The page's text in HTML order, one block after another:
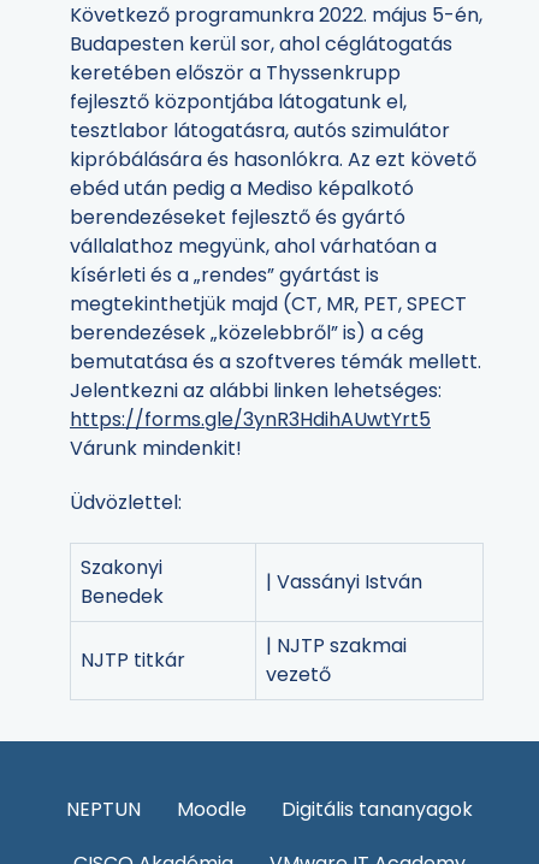
Következő programunkra 2022. május 5-én,
Budapesten kerül sor, ahol céglátogatás
keretében először a Thyssenkrupp
fejlesztő központjába látogatunk el,
tesztlabor látogatásra, autós szimulátor
kipróbálására és hasonlókra. Az ezt követő
ebéd után pedig a Mediso képalkotó
berendezéseket fejlesztő és gyártó
vállalathoz megyünk, ahol várhatóan a
kísérleti és a „rendes” gyártást is
megtekinthetjük majd (CT, MR, PET, SPECT
berendezések „közelebbről” is) a cég
bemutatása és a szoftveres témák mellett.
Jelentkezni az alábbi linken lehetséges:
https://forms.gle/3ynR3HdihAUwtYrt5
Várunk mindenkit!
Üdvözlettel:
Szakonyi
Benedek
| Vassányi István
NJTP titkár
| NJTP szakmai
vezető
NEPTUN Moodle
Digitális tananyagok